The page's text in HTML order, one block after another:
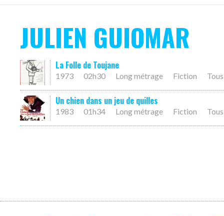
JULIEN GUIOMAR
La Folle de Toujane
1973 02h30 Long métrage Fiction
Un chien dans un jeu de quilles
1983 01h34 Long métrage Fiction